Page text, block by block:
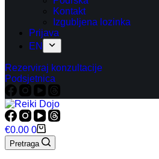
Kontakt
Izgubljena lozinka
Prijava
EN
Rezerviraj konzultacije
Podsjetnica
Košarica
€0.00 0
Pretraga